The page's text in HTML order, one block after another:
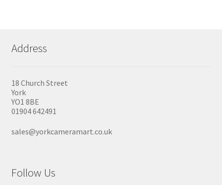
Address
18 Church Street
York
YO1 8BE
01904 642491
sales@yorkcameramart.co.uk
Follow Us